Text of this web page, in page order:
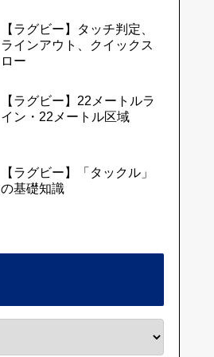
【ラグビー】タッチ判定、
ラインアウト、クイックス
ロー
【ラグビー】22メートルラ
イン・22メートル区域
【ラグビー】「タックル」
の基礎知識